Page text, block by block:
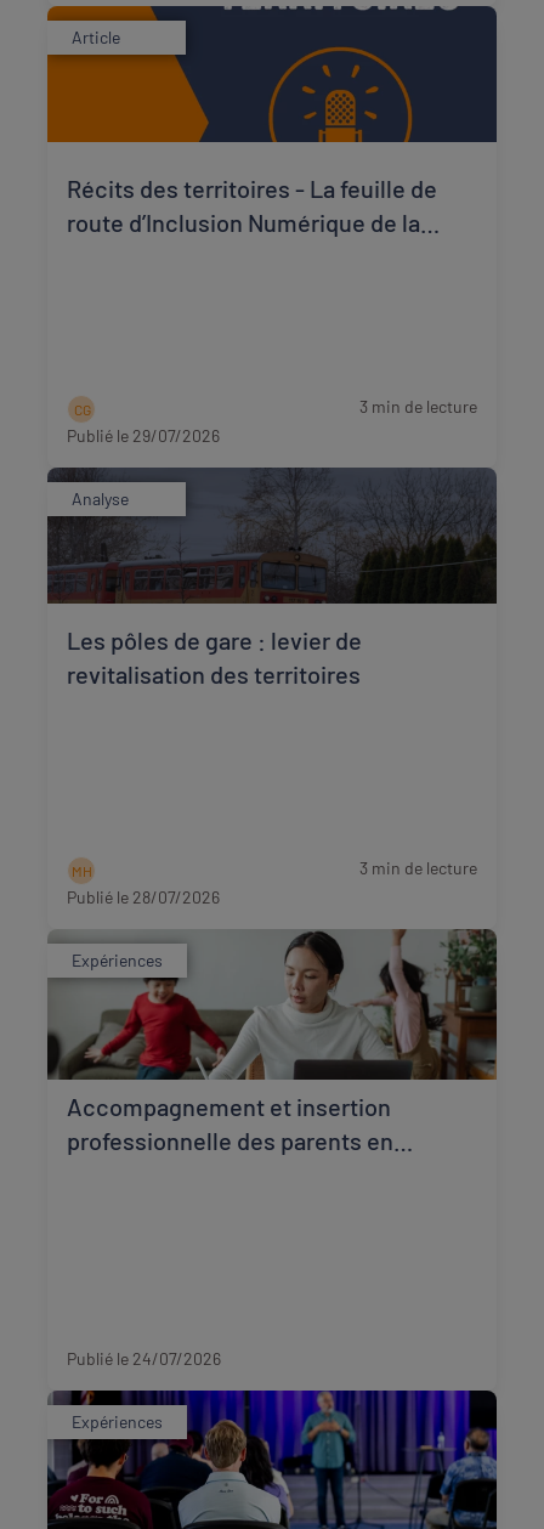
Article
Récits des territoires - La feuille de
route d’Inclusion Numérique de la
C G
3 min de lecture
Publié le 29/07/2026
Analyse
Les pôles de gare : levier de
revitalisation des territoires
M H
3 min de lecture
Publié le 28/07/2026
Expériences
Accompagnement et insertion
professionnelle des parents en
Publié le 24/07/2026
Expériences